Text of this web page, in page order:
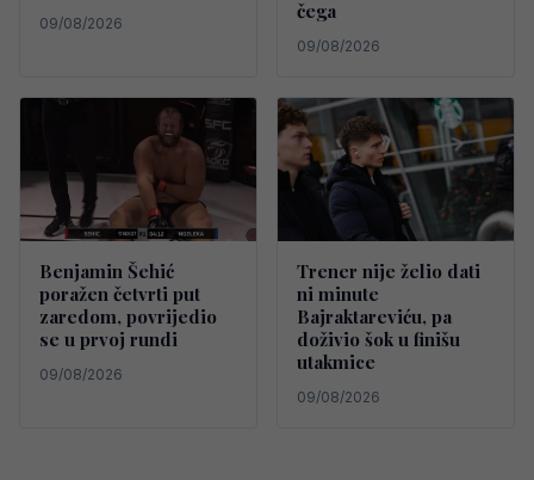
09/08/2026
čega
09/08/2026
Benjamin Šehić
poražen četvrti put
zaredom, povrijedio
se u prvoj rundi
09/08/2026
Trener nije želio dati
ni minute
Bajraktareviću, pa
doživio šok u finišu
utakmice
09/08/2026